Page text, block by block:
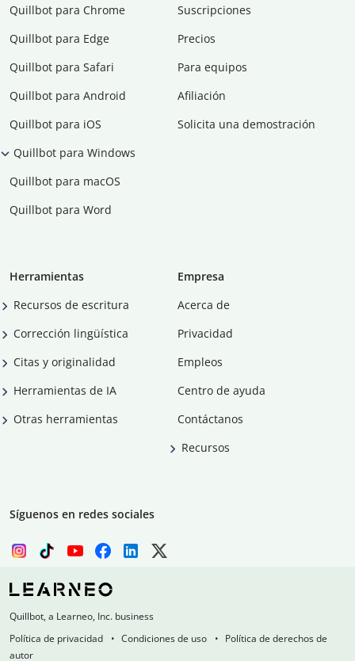
Quillbot para Chrome
Quillbot para Edge
Quillbot para Safari
Quillbot para Android
Quillbot para iOS
Quillbot para Windows
Quillbot para macOS
Quillbot para Word
Suscripciones
Precios
Para equipos
Afiliación
Solicita una demostración
Herramientas
Recursos de escritura
Corrección lingüística
Citas y originalidad
Herramientas de IA
Otras herramientas
Empresa
Acerca de
Privacidad
Empleos
Centro de ayuda
Contáctanos
Recursos
Síguenos en redes sociales
Quillbot, a Learneo, Inc. business
Política de privacidad
Condiciones de uso
Política de derechos de
autor